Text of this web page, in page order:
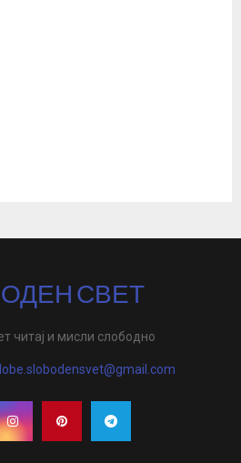
СВЕТ
читај и мисли слободно